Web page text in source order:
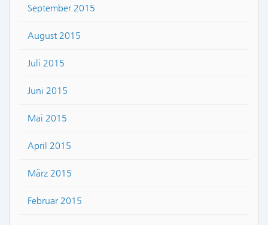
September 2015
August 2015
Juli 2015
Juni 2015
Mai 2015
April 2015
März 2015
Februar 2015